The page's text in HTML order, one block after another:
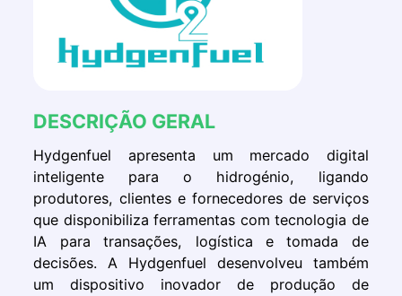
DESCRIÇÃO GERAL
Hydgenfuel apresenta um mercado
digital
inteligente para o hidrogénio, ligando
produtores, clientes e fornecedores de serviços
que disponibiliza ferramentas com tecnologia de
IA para transações, logística e tomada de
decisões. A Hydgenfuel desenvolveu também
um dispositivo inovador de produção de